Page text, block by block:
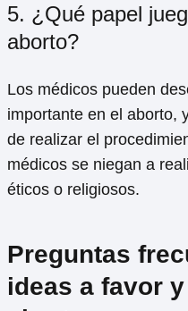
5. ¿Qué papel
aborto?
Los médicos pueden
importante en el aborto,
de realizar el
médicos se niegan a
éticos o religiosos.
Preguntas
ideas a favor